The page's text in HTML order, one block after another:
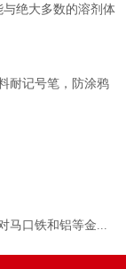
绝大多数的溶剂体
耐记号笔，防涂鸦